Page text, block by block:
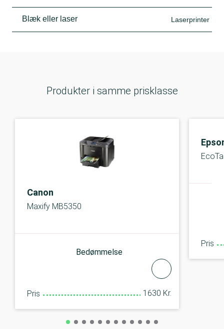
Blæk eller laser Laserprinter
Produkter i samme prisklasse
Canon
Maxify MB5350
Bedømmelse
Pris 1630 Kr.
Pris